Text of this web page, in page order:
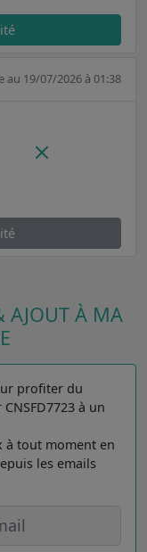
au 19/07/2026 à 01:38
AJOUT À MA
profiter du
à un
à tout moment en
les emails